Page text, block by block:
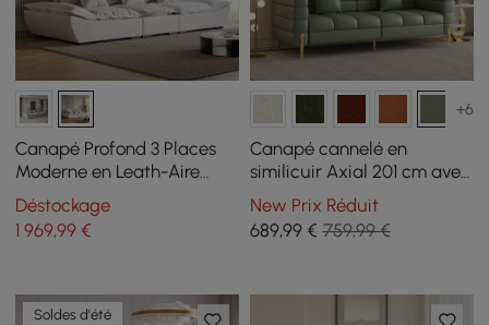
Canapé Profond 3 Places
Moderne en Leath-Aire
Blanc 2780 mm avec
Dossier Réglable
Déstockage
1 969,99 €
+6
Canapé cannelé en
similicuir Axial 201 cm avec
pieds dorés et oreillers
New Prix Réduit
689,99€ 759,99 €
Soldes d'été